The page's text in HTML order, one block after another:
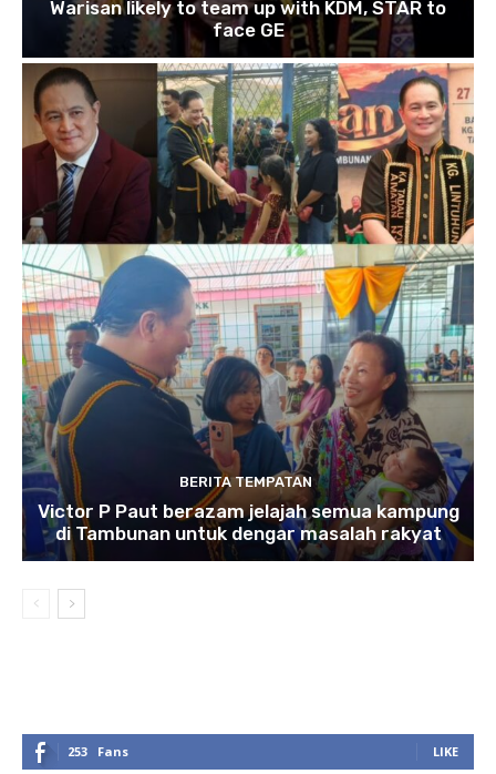
Warisan likely to team up with KDM, STAR to
face GE
BERITA TEMPATAN
Victor P Paut berazam jelajah semua kampung
di Tambunan untuk dengar masalah rakyat
253 Fans LIKE